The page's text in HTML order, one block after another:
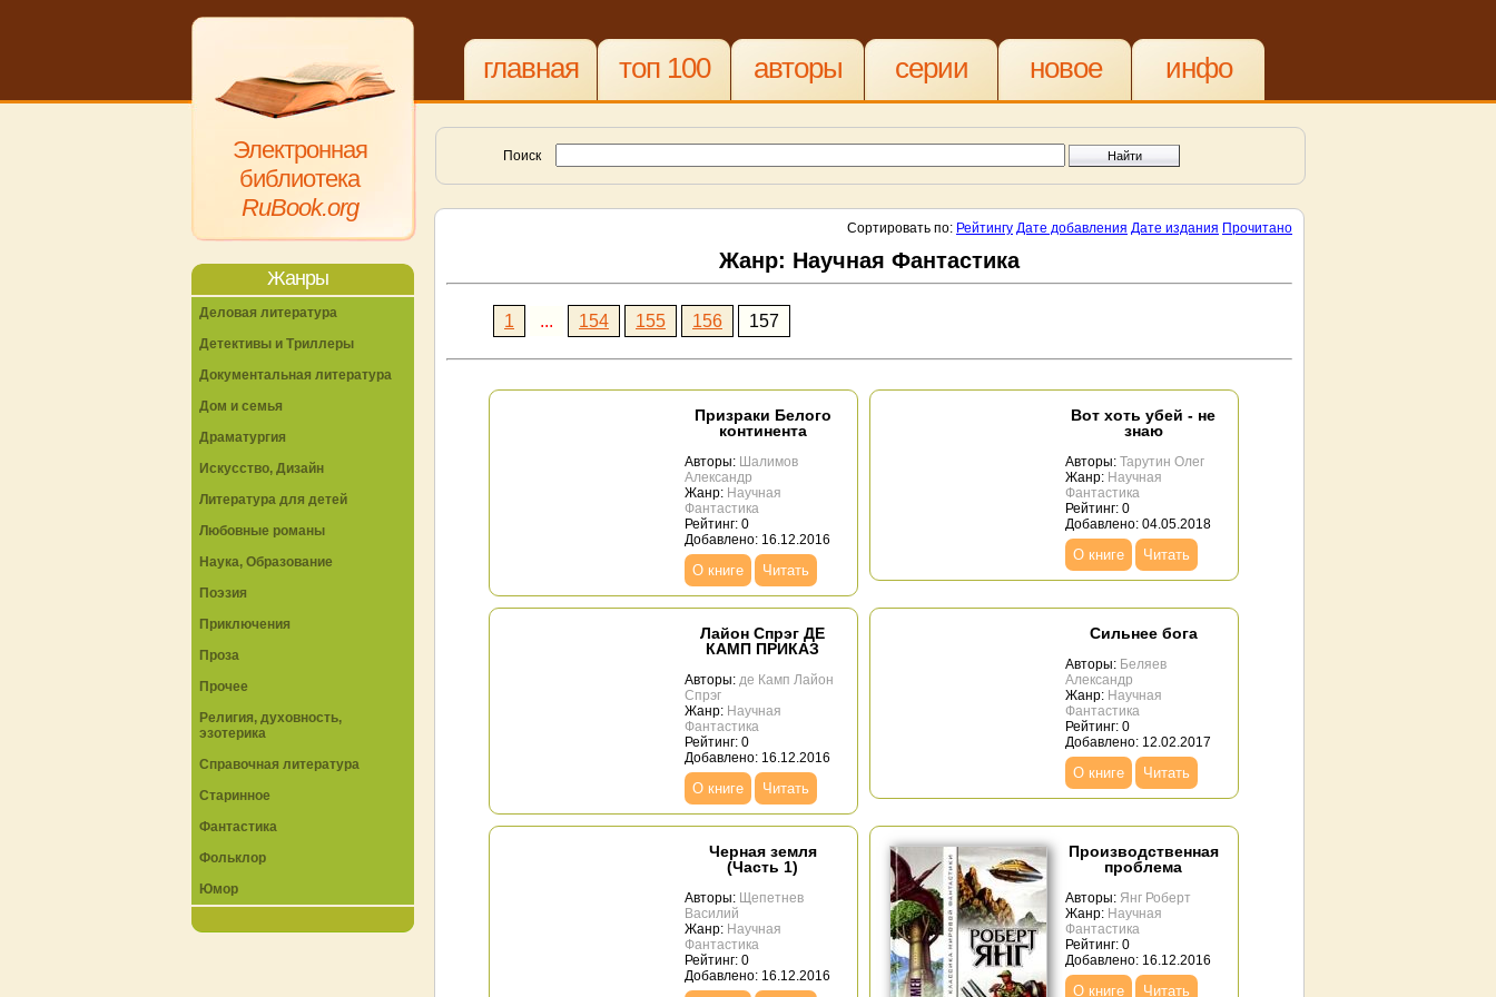
Электронная
библиотека
RuBook.org
главная топ 100 авторы серии новое инфо
Поиск
Сортировать по: Рейтингу Дате добавления Дате издания Прочитано
Жанр: Научная Фантастика
1 ... 154 155 156 157
Призраки Белого
континента
Авторы: Шалимов
Александр
Жанр: Научная
Фантастика
Рейтинг: 0
Добавлено: 16.12.2016
О книге Читать
Вот хоть убей - не
знаю
Авторы: Тарутин Олег
Жанр: Научная
Фантастика
Рейтинг: 0
Добавлено: 04.05.2018
О книге Читать
Лайон Спрэг ДЕ
КАМП ПРИКАЗ
Авторы: де Камп Лайон
Спрэг
Жанр: Научная
Фантастика
Рейтинг: 0
Добавлено: 16.12.2016
О книге Читать
Сильнее бога
Авторы: Беляев
Александр
Жанр: Научная
Фантастика
Рейтинг: 0
Добавлено: 12.02.2017
О книге Читать
Черная земля
(Часть 1)
Авторы: Щепетнев
Василий
Жанр: Научная
Фантастика
Рейтинг: 0
Добавлено: 16.12.2016
Производственная
проблема
Авторы: Янг Роберт
Жанр: Научная
Фантастика
Рейтинг: 0
Добавлено: 16.12.2016
О книге Читать
Жанры
Деловая литература
Детективы и Триллеры
Документальная литература
Дом и семья
Драматургия
Искусство, Дизайн
Литература для детей
Любовные романы
Наука, Образование
Поэзия
Приключения
Проза
Прочее
Религия, духовность,
эзотерика
Справочная литература
Старинное
Фантастика
Фольклор
Юмор